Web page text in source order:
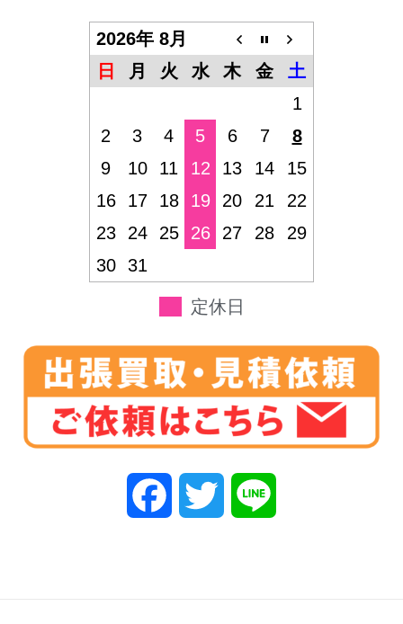
2026年 8月
日
月 火 水 木 金
土
1
2
3 4 5 6 7
8
9
10 11 12 13 14
15
16
17 18 19 20 21
22
23
24 25 26 27 28
29
30
31
定休日